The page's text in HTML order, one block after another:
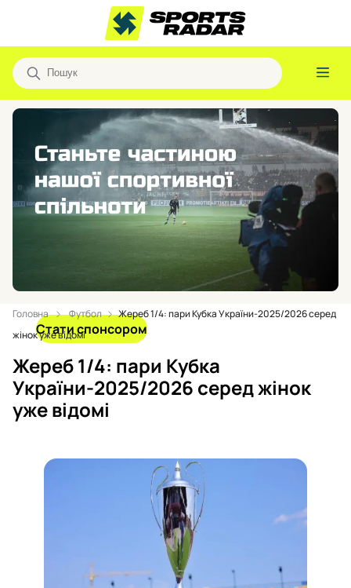
Стати спонсором
Головна Футбол
Жереб 1/4: пари Кубка України-2025/2026 серед
жінок уже відомі
Жереб 1/4: пари Кубка
України-2025/2026 серед жінок
уже відомі